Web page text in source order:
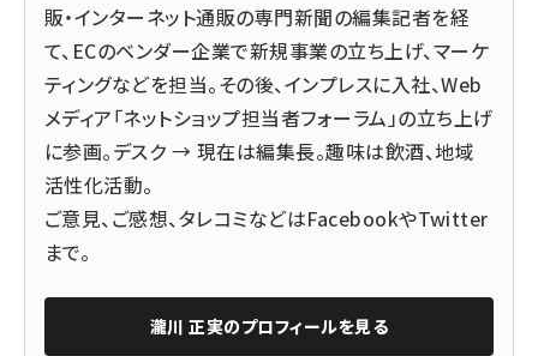
販・インターネット通販の専門新聞の編集記者を経
て、ECのベンダー企業で新規事業の立ち上げ、マーケ
ティングなどを担当。その後、インプレスに入社、Web
メディア「ネットショップ担当者フォーラム」の立ち上げ
に参画。デスク → 現在は編集長。趣味は飲酒、地域
活性化活動。
ご意見、ご感想、タレコミなどはFacebookやTwitter
まで。
瀧川 正実のプロフィールを見る